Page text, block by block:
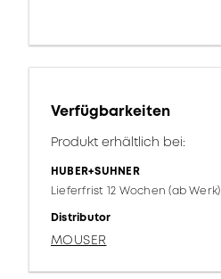
Verfügbarkeiten
Produkt erhältlich bei:
HUBER+SUHNER
Lieferfrist 12 Wochen (ab Werk)
Distributor
MOUSER